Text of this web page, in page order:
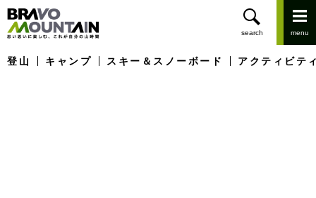
登山 キャンプ スキー＆スノーボード アクティビテ